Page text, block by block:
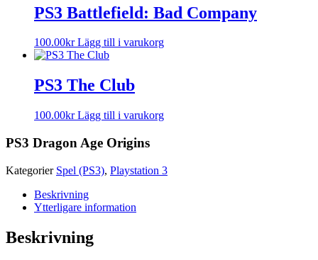
PS3 Battlefield: Bad Company
100.00kr Lägg till i varukorg
PS3 The Club
100.00kr Lägg till i varukorg
PS3 Dragon Age Origins
Kategorier Spel (PS3), Playstation 3
Beskrivning
Ytterligare information
Beskrivning